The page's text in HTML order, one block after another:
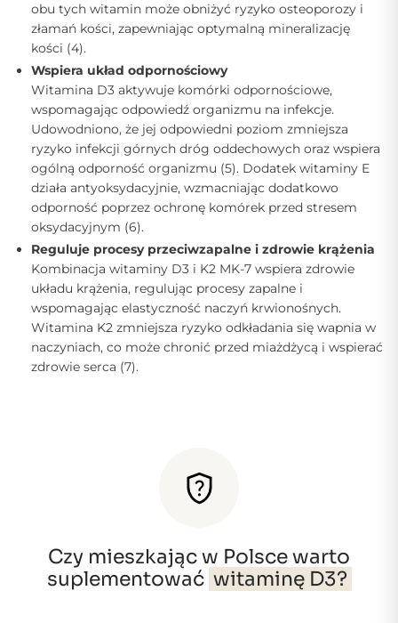
obu tych witamin może obniżyć ryzyko osteoporozy i
złamań kości, zapewniając optymalną mineralizację
kości (4).
Wspiera układ odpornościowy
Witamina D3 aktywuje komórki odpornościowe,
wspomagając odpowiedź organizmu na infekcje.
Udowodniono, że jej odpowiedni poziom zmniejsza
ryzyko infekcji górnych dróg oddechowych oraz wspiera
ogólną odporność organizmu (5). Dodatek witaminy E
działa antyoksydacyjnie, wzmacniając dodatkowo
odporność poprzez ochronę komórek przed stresem
oksydacyjnym (6).
Reguluje procesy przeciwzapalne i zdrowie krążenia
Kombinacja witaminy D3 i K2 MK-7 wspiera zdrowie
układu krążenia, regulując procesy zapalne i
wspomagając elastyczność naczyń krwionośnych.
Witamina K2 zmniejsza ryzyko odkładania się wapnia w
naczyniach, co może chronić przed miażdżycą i wspierać
zdrowie serca (7).
Czy mieszkając w Polsce warto
suplementować witaminę D3?